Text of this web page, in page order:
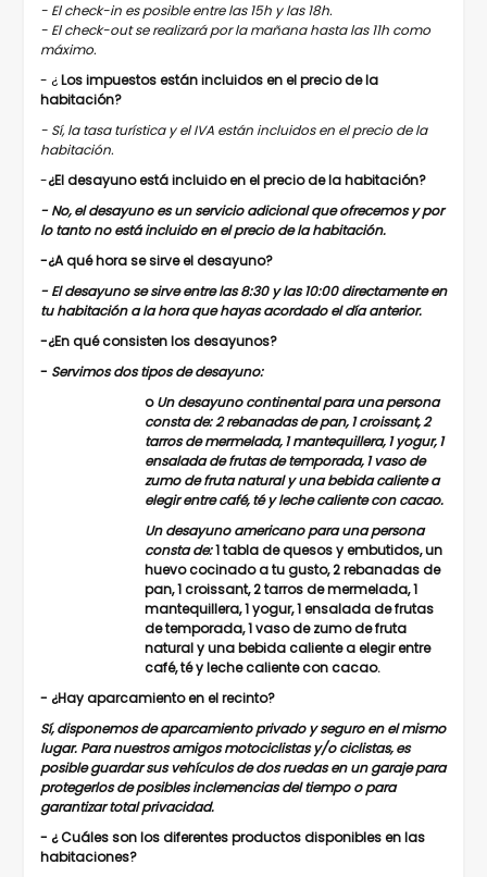
- El check-in es posible entre las 15h y las 18h.
- El check-out se realizará por la mañana hasta las 11h como
máximo.
- ¿Los impuestos están incluidos en el precio de la
habitación?
- Sí, la tasa turística y el IVA están incluidos en el precio de la
habitación.
-¿El desayuno está incluido en el precio de la habitación?
- No, el desayuno es un servicio adicional que ofrecemos y por
lo tanto no está incluido en el precio de la habitación.
-¿Aqué hora se sirve el desayuno?
- El desayuno se sirve entre las 8:30 y las 10:00 directamente en
tu habitación a la hora que hayas acordado el día anterior.
-¿Enqué consisten los desayunos?
- Servimos dos tipos de desayuno:
oUn desayuno continental para una persona
consta de: 2 rebanadas de pan, 1 croissant, 2
tarros de mermelada, 1 mantequillera, 1 yogur, 1
ensalada de frutas de temporada, 1 vaso de
zumo de fruta natural y una bebida caliente a
elegir entre café, té y leche caliente con cacao.
Un desayuno americano para una persona
consta de:1 tabla de quesos y embutidos, un
huevo cocinado a tu gusto, 2 rebanadas de
pan, 1 croissant, 2 tarros de mermelada, 1
mantequillera, 1 yogur, 1 ensalada de frutas
de temporada, 1 vaso de zumo de fruta
natural y una bebida caliente a elegir entre
café, té y leche caliente con cacao.
- ¿Hay aparcamiento en el recinto?
Sí, disponemos de aparcamiento privado y seguro en el mismo
lugar. Para nuestros amigos motociclistas y/o ciclistas, es
posible guardar sus vehículos de dos ruedas en un garaje para
protegerlos de posibles inclemencias del tiempo o para
garantizar total privacidad.
- ¿Cuáles son los diferentes productos disponibles en las
habitaciones?